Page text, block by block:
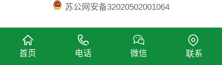
苏公网安备32020502001064
首页 电话 微信 联系